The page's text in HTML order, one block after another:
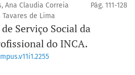
Ana Claudia Correia
de Lima
Pág. 111-128
Serviço Social da
do INCA.